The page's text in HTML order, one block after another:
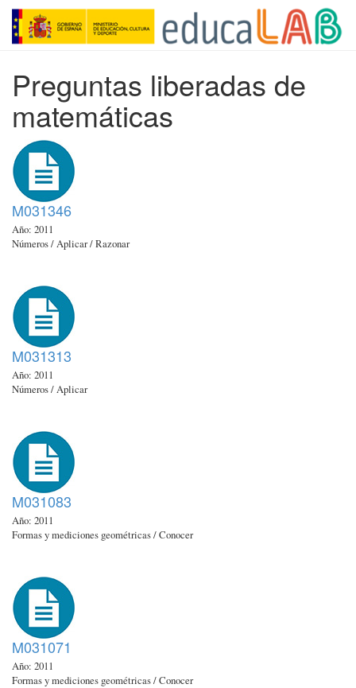
Preguntas liberadas de
matemáticas
M031346
Año: 2011
Números / Aplicar / Razonar
M031313
Año: 2011
Números / Aplicar
M031083
Año: 2011
Formas y mediciones geométricas / Conocer
M031071
Año: 2011
Formas y mediciones geométricas / Conocer